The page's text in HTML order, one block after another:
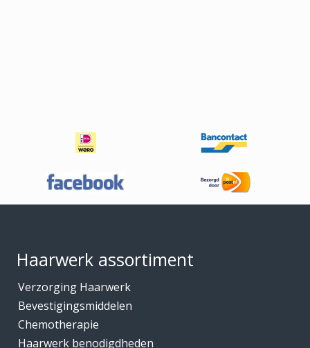
Haarwerk assortiment
Verzorging Haarwerk
Bevestigingsmiddelen
Chemotherapie
Haarwerk benodigdheden